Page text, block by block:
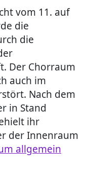
vom 11. auf
die
die
Der Chorraum
auch im
Nach dem
in Stand
ihr
der Innenraum
allgemein